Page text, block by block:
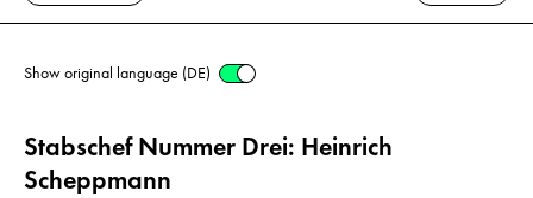
Show original language (DE)
Stabschef Nummer Drei: Heinrich
Scheppmann